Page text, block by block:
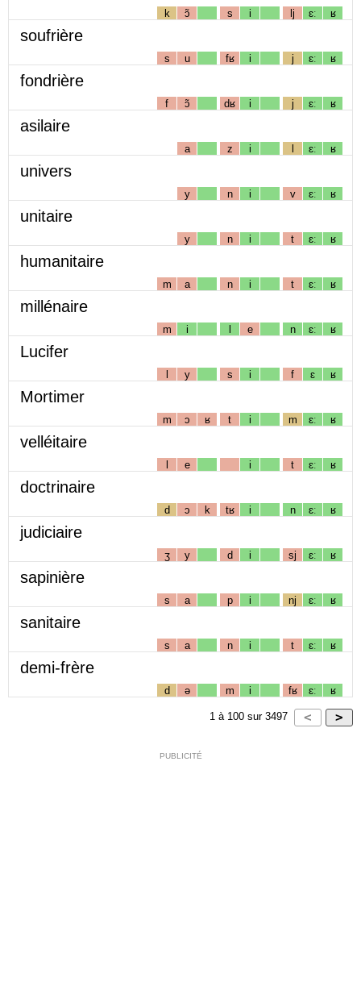
k ɔ̃ s i lj ɛː ʁ
soufrière
s u fʁ i j ɛː ʁ
fondrière
f ɔ̃ dʁ i j ɛː ʁ
asilaire
a z i l ɛː ʁ
univers
y n i v ɛː ʁ
unitaire
y n i t ɛː ʁ
humanitaire
m a n i t ɛː ʁ
millénaire
m i l e n ɛː ʁ
Lucifer
l y s i f ɛ ʁ
Mortimer
m ɔ ʁ t i m ɛː ʁ
velléitaire
l e i t ɛː ʁ
doctrinaire
d ɔ k tʁ i n ɛː ʁ
judiciaire
ʒ y d i sj ɛː ʁ
sapinière
s a p i nj ɛː ʁ
sanitaire
s a n i t ɛː ʁ
demi-frère
d ə m i fʁ ɛː ʁ
1 à 100 sur 3497
PUBLICITÉ